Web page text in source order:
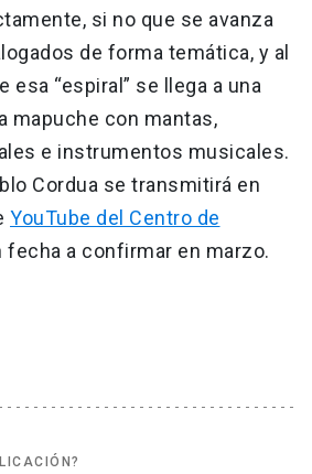
si no que se avanza
de forma temática, y al
esa “espiral” se llega a una
mapuche con mantas,
e instrumentos musicales.
Cordua se transmitirá en
YouTube del Centro de
fecha a confirmar en marzo.